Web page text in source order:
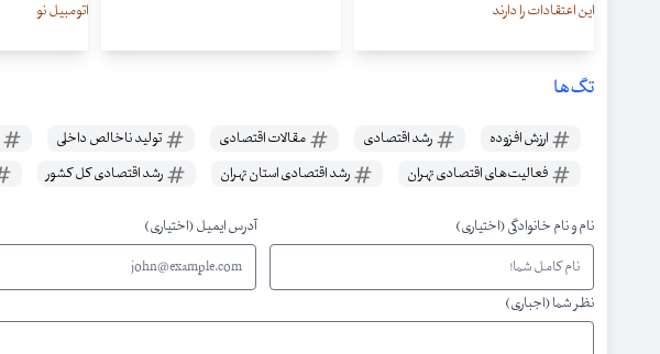
این اعتقادات را دارند
اتومبیل نو
تگ‌ها
ارزش افزوده رشد اقتصادی مقالات اقتصادی تولید ناخالص داخلی
فعالیت‌های اقتصادی تهران
رشد اقتصادی استان تهران رشد اقتصادی کل کشور
نام و نام خانوادگی (اختیاری) آدرس ایمیل (اختیاری)
نظر شما (اجباری)